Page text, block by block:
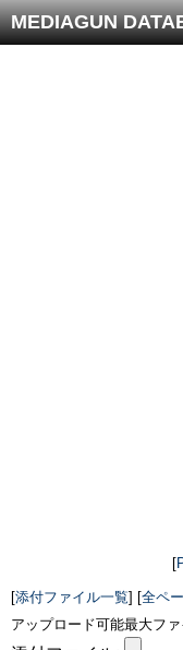
MEDIAGUN
[
[添付ファイル一覧] [全ペ
アップロード可能最大フ